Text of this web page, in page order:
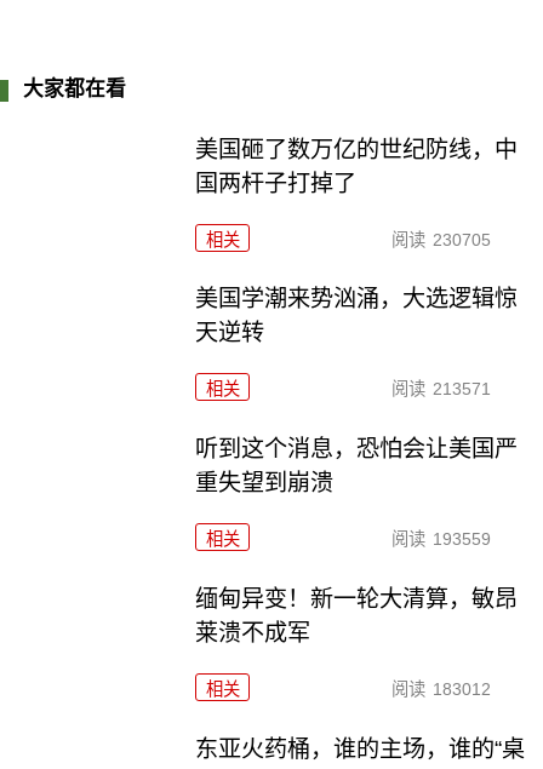
大家都在看
美国砸了数万亿的世纪防线，中
国两杆子打掉了
相关 阅读 230705
美国学潮来势汹涌，大选逻辑惊
天逆转
相关 阅读 213571
听到这个消息，恐怕会让美国严
重失望到崩溃
相关 阅读 193559
缅甸异变！新一轮大清算，敏昂
莱溃不成军
相关 阅读 183012
东亚火药桶，谁的主场，谁的“桌